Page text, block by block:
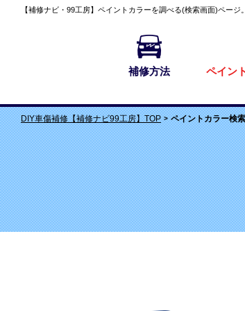
【補修ナビ・99工房】 ペイントカラーを調べる(検索画面)ページ
補修方法 ペイン
DIY車傷補修【補修ナビ99工房】TOP ペイントカラー検